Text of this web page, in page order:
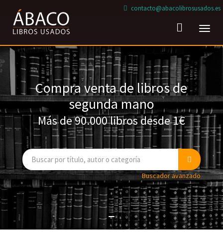
contacto@abacolibrosusados.es
Compra venta de libros de
segunda mano
Más de 90.000 libros desde 1€
Buscador avanzado